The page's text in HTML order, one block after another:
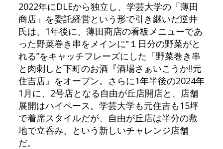
2022年にDLEから独立し、学芸大学の「薄田
商店」を委託経営という形で引き継いだ逆井
氏は、1年後に、薄田商店の看板メニューであ
った野菜巻き串をメインに‟１日分の野菜がと
れる”をキャッチフレーズにした「野菜巻き串
と肉刺しと下町のお酒『酒場さぁいこうか‼元
住吉店』をオープン。さらに1年半後の2024年
1月に、2号店となる自由が丘店開店と、店舗
展開はハイペース。学芸大学も元住吉も15坪
で着席スタイルだが、自由が丘店は半分の敷
地で立呑み、という新しいチャレンジ店舗
だ。